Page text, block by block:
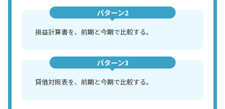
パターン2
損益計算書を、前期と今期で比較する。
パターン3
貸借対照表を、前期と今期で比較する。